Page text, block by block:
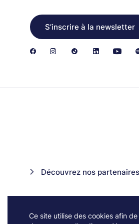
Ce site utilise des cookies afin
S’inscrire à la newsletter
Découvrez nos partenaires